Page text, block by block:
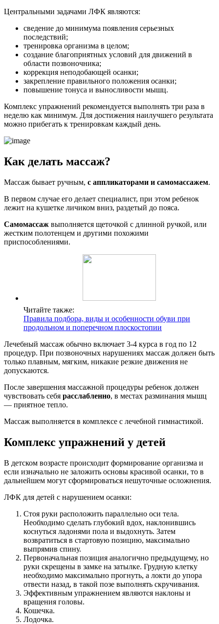
Центральными задачами ЛФК являются:
сведение до минимума появления серьезных
последствий;
тренировка организма в целом;
создание благоприятных условий для движений в
области позвоночника;
коррекция неподобающей осанки;
закрепление правильного положения осанки;
повышение тонуса и выносливости мышц.
Комплекс упражнений рекомендуется выполнять три раза в
неделю как минимум. Для достижения наилучшего результата
можно прибегать к тренировкам каждый день.
Как делать массаж?
Массаж бывает ручным, с аппликаторами и самомассажем.
В первом случае его делает специалист, при этом ребенок
лежит на кушетке личиком вниз, раздетый до пояса.
Самомассаж выполняется щеточкой с длинной ручкой, или
жестким полотенцем и другими похожими
приспособлениями.
Читайте также:
Правила подбора, виды и особенности обуви при
продольном и поперечном плоскостопии
Лечебный массаж обычно включает 3-4 курса в год по 12
процедур. При позвоночных нарушениях массаж должен быть
только плавным, мягким, никакие резкие движения не
допускаются.
После завершения массажной процедуры ребенок должен
чувствовать себя расслабленно, в местах разминания мышц
— приятное тепло.
Массаж выполняется в комплексе с лечебной гимнастикой.
Комплекс упражнений у детей
В детском возрасте происходит формирование организма и
если изначально не заложить основы красивой осанки, то в
дальнейшем могут сформироваться нешуточные осложнения.
ЛФК для детей с нарушением осанки:
Стоя руки расположить параллельно оси тела.
Необходимо сделать глубокий вдох, наклонившись
коснуться ладонями пола и выдохнуть. Затем
возвратиться в стартовую позицию, максимально
выпрямив спину.
Первоначальная позиция аналогично предыдущему, но
руки скрещены в замке на затылке. Грудную клетку
необходимо максимально прогнуть, а локти до упора
отвести назад, в такой позе выполнять скручивания.
Эффективным упражнением являются наклоны и
вращения головы.
Кошечка.
Лодочка.